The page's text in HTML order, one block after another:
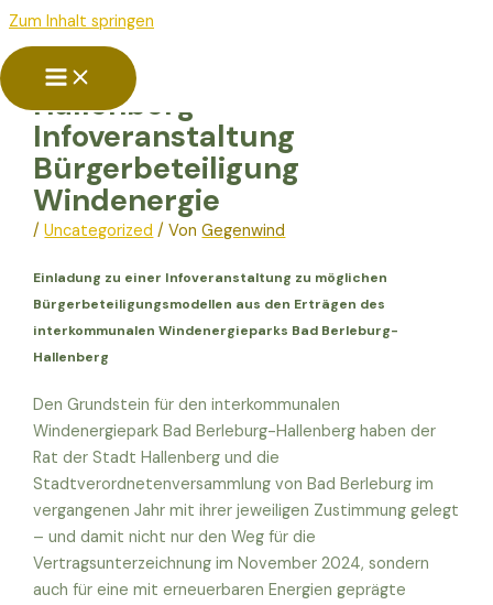
Zum Inhalt springen
Presseartikel Stadt
Hallenberg –
Infoveranstaltung
Bürgerbeteiligung
Windenergie
/Uncategorized / VonGegenwind
Einladung zu einer Infoveranstaltung zu möglichen
Bürgerbeteiligungsmodellen aus den Erträgen des
interkommunalen Windenergieparks Bad Berleburg-
Hallenberg
Den Grundstein für den interkommunalen
Windenergiepark Bad Berleburg-Hallenberg haben der
Rat der Stadt Hallenberg und die
Stadtverordnetenversammlung von Bad Berleburg im
vergangenen Jahr mit ihrer jeweiligen Zustimmung gelegt
– und damit nicht nur den Weg für die
Vertragsunterzeichnung im November 2024, sondern
auch für eine mit erneuerbaren Energien geprägte